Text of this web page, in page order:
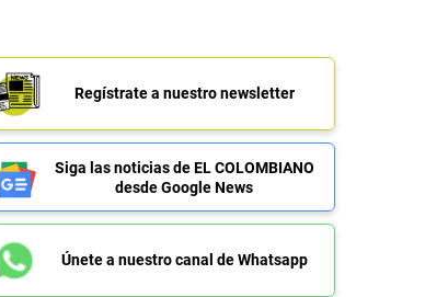
Regístrate a nuestro newsletter
Siga las noticias de EL COLOMBIANO
desde Google News
Únete a nuestro canal de Whatsapp